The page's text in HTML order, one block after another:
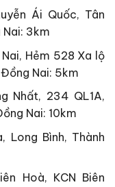
Ái Quốc, Tân
Nai: 3km
Hẻm 528 Xa lộ
Đồng Nai: 5km
Nhất, 234 QL1A,
Nai: 10km
Long Bình, Thành
Hoà, KCN Biên